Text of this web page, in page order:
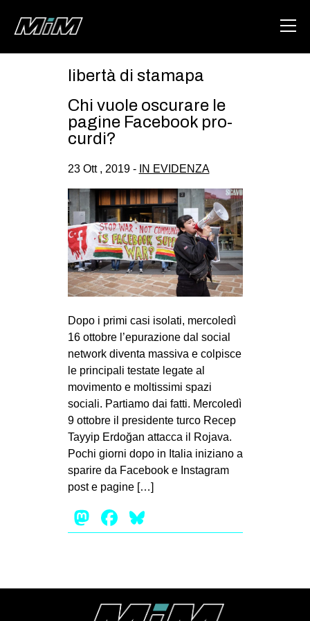
ABOUT
DEGENERAZIONE
GAZA FREESTYLE
CSOA LAMBRETTA
MSM
STUDENTI TSUNAMI
ZAM
MILANO
MOBILITAZIONI
SPAZI
SPORT POPOLARE
MOVIMENTI
AMBIENTE
ANTIFASCISMO
DIRITTO ALL’ABITARE
GENERI
MIGRAZIONI
STUDENTI
libertà di stamapa
Chi vuole oscurare le
pagine Facebook pro-
curdi?
23 Ott , 2019 - IN EVIDENZA
Dopo i primi casi isolati, mercoledì
16 ottobre l’epurazione dal social
network diventa massiva e colpisce
le principali testate legate al
movimento e moltissimi spazi
sociali. Partiamo dai fatti. Mercoledì
9 ottobre il presidente turco Recep
Tayyip Erdoğan attacca il Rojava.
Pochi giorni dopo in Italia iniziano a
sparire da Facebook e Instagram
post e pagine […]
Mastodon
Facebook